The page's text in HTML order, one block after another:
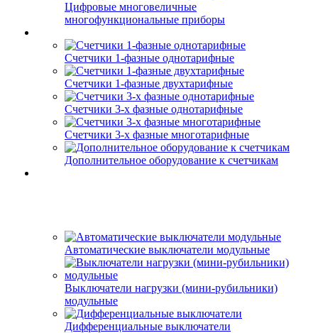
Цифровые многовеличные
многофункциональные приборы
Счетчики 1-фазные однотарифные
Счетчики 1-фазные двухтарифные
Счетчики 3-х фазные однотарифные
Счетчики 3-х фазные многотарифные
Дополнительное оборудование к счетчикам
Автоматические выключатели модульные
Выключатели нагрузки (мини-рубильники)
модульные
Дифференциальные выключатели